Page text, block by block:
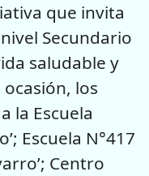
que invita
Secundario
saludable y
los
la Escuela
Escuela N°417
Centro